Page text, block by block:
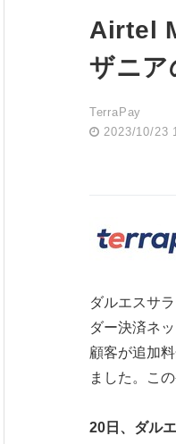
Airtel
ザニア
TerraPay
2023/10/23
ダルエスサ
ダー決済ネ
顧客が追加
ました。こ
20日、ダル